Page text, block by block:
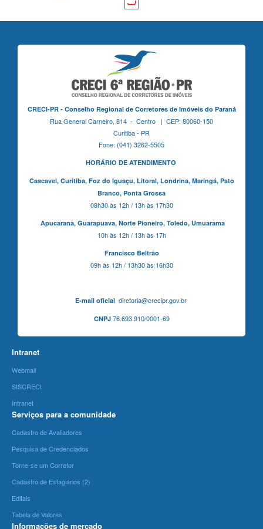
CRECI-PR - Conselho Regional de Corretores de Imóveis do Paraná
Rua General Carneiro, 814 - Centro | CEP: 80060-150
Curitiba - PR
Fone: (041) 3262-5505
HORÁRIO DE ATENDIMENTO
Cascavel, Curitiba,Foz do Iguaçu, Litoral, Londrina, Maringá, Pato
Branco, Ponta Grossa
08h30 às 12h / 13h às 17h30
Apucarana, Guarapuava, Norte Pioneiro, Toledo, Umuarama
10h às 12h / 13h às 17h
Francisco Beltrão
09h às 12h / 13h30 às 16h30
E-mail oficialdiretoria@crecipr.gov.br
CNPJ76.693.910/0001-69
Intranet
Webmail
SISCRECI
Intranet
Serviços para a comunidade
Cadastro de Avaliadores
Pesquisa de Credenciados
Torne-se um Corretor
Cadastro de Estagiários (2)
Editais
Tabela de Valores
Informações de mercado